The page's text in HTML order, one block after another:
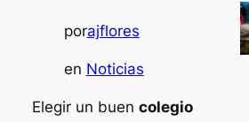
porajflores
en Noticias
Elegir un buen colegio